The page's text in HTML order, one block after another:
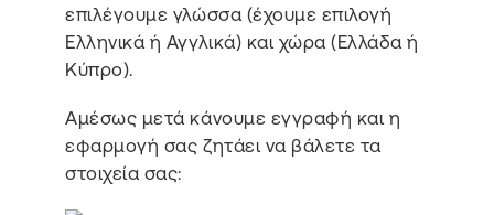
επιλέγουμε γλώσσα (έχουμε επιλογή
Ελληνικά ή Αγγλικά) και χώρα (Ελλάδα ή
Κύπρο).
Αμέσως μετά κάνουμε εγγραφή και η
εφαρμογή σας ζητάει να βάλετε τα
στοιχεία σας: